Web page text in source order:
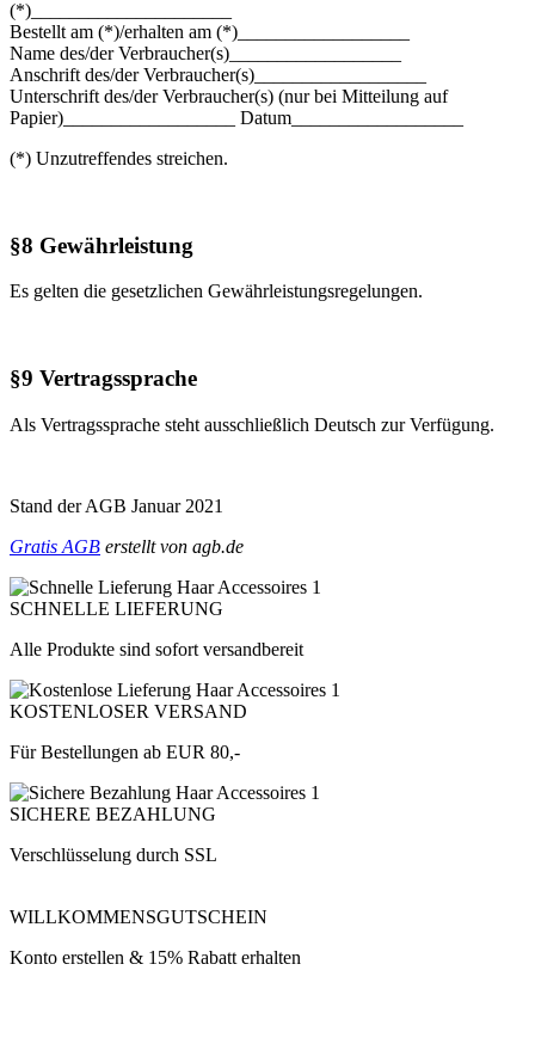
(*)_____________________
Bestellt am (*)/erhalten am (*)__________________
Name des/der Verbraucher(s)__________________
Anschrift des/der Verbraucher(s)__________________
Unterschrift des/der Verbraucher(s) (nur bei Mitteilung auf
Papier)__________________ Datum__________________
(*) Unzutreffendes streichen.
§8 Gewährleistung
Es gelten die gesetzlichen Gewährleistungsregelungen.
§9 Vertragssprache
Als Vertragssprache steht ausschließlich Deutsch zur Verfügung.
Stand der AGB Januar 2021
Gratis AGB erstellt von agb.de
SCHNELLE LIEFERUNG
Alle Produkte sind sofort versandbereit
KOSTENLOSER VERSAND
Für Bestellungen ab EUR 80,-
SICHERE BEZAHLUNG
Verschlüsselung durch SSL
WILLKOMMENSGUTSCHEIN
Konto erstellen & 15% Rabatt erhalten